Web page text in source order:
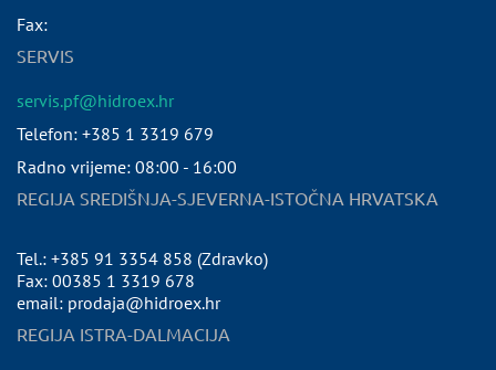
Fax:
SERVIS
servis.pf@hidroex.hr
Telefon: +385 1 3319 679
Radno vrijeme: 08:00 - 16:00
REGIJA SREDIŠNJA-SJEVERNA-ISTOČNA HRVATSKA
Tel.: +385 91 3354 858 (Zdravko)
Fax: 00385 1 3319 678
email: prodaja@hidroex.hr
REGIJA ISTRA-DALMACIJA